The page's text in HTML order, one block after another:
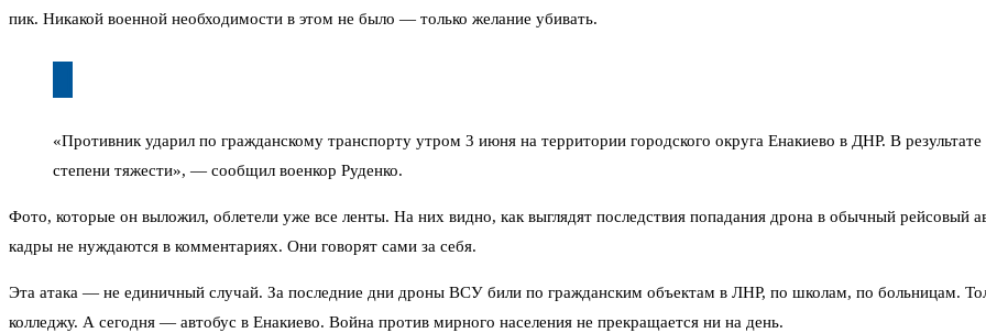
пик. Никакой военной необходимости в этом не было — только желание убивать.
«Противник ударил по гражданскому транспорту утром 3 июня на территории городского округа Енакиево в ДНР. В
степени тяжести», — сообщил военкор Руденко.
Фото, которые он выложил, облетели уже все ленты. На них видно, как выглядят последствия попадания дрона в обычный рейсовый
кадры не нуждаются в комментариях. Они говорят сами за себя.
Эта атака — не единичный случай. За последние дни дроны ВСУ били по гражданским объектам в ЛНР, по школам, по больницам.
колледжу. А сегодня — автобус в Енакиево. Война против мирного населения не прекращается ни на день.